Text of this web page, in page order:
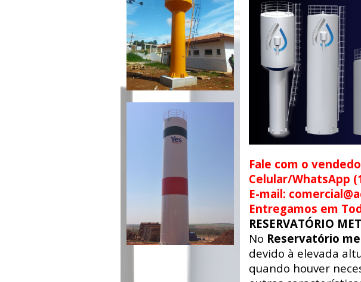
Fale com o
Celular/WhatsApp
E-mail:
Entregamos em
RESERVATÓRIO
No Reservatório
devido à elevada
quando houver